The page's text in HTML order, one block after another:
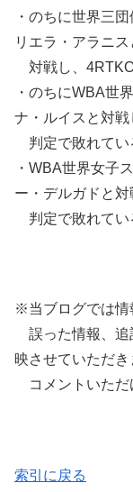
・のちに世界三
リエラ・アラニス
対戦し、4RTKO
・のちにWBA世
ナ・ルイスと対戦
判定で敗れてい
・WBA世界女子
ー・デルガドと対
判定で敗れてい
※当ブログでは情
誤った情報、追
映させていただ
コメントいただ
索引に戻る